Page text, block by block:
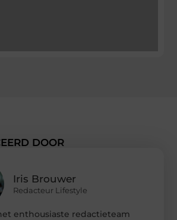
DOOR
Iris Brouwer
Redacteur Lifestyle
enthousiaste redactieteam